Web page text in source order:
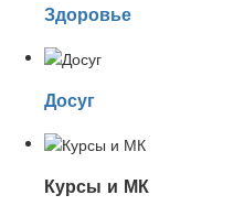
Здоровье
Досуг
Курсы и МК